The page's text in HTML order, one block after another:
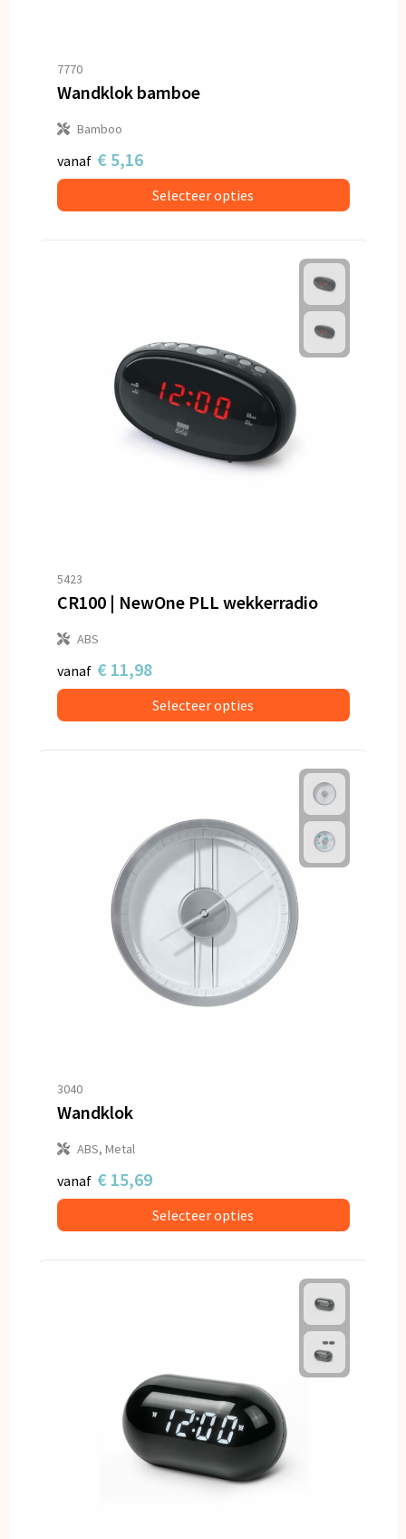
7770
Wandklok bamboe
Bamboo
vanaf € 5,16
Selecteer opties
5423
CR100 | NewOne PLL wekkerradio
ABS
vanaf € 11,98
Selecteer opties
3040
Wandklok
ABS, Metal
vanaf € 15,69
Selecteer opties